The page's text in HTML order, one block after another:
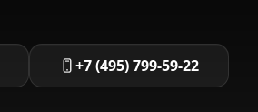
+7 (495) 799-59-22